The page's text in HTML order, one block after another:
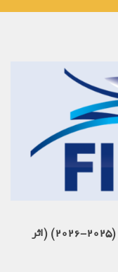
قوانین تکنیکی فدراسیون جهانی شمشیربازی (2025-2026) (اثر